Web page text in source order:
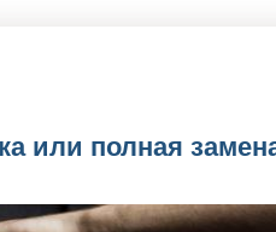
или полная